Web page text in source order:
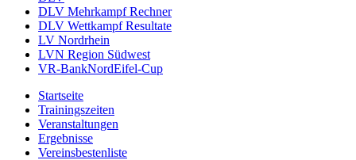
DLV Mehrkampf Rechner
DLV Wettkampf Resultate
LV Nordrhein
LVN Region Südwest
VR-BankNordEifel-Cup
Startseite
Trainingszeiten
Veranstaltungen
Ergebnisse
Vereinsbestenliste